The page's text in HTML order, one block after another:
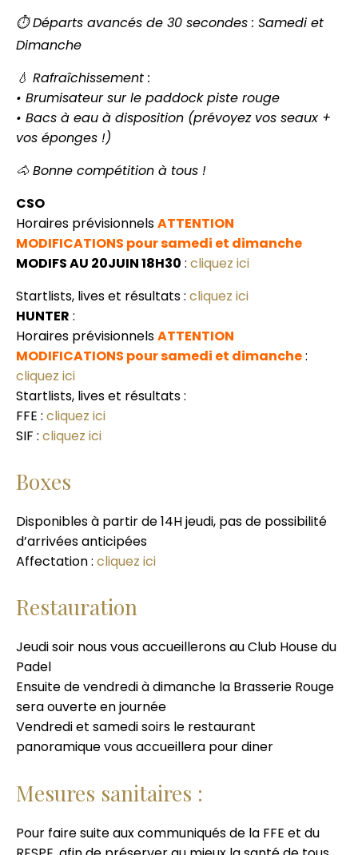
⏱️ Départs avancés de 30 secondes : Samedi et
Dimanche
💧 Rafraîchissement :
• Brumisateur sur le paddock piste rouge
• Bacs à eau à disposition (prévoyez vos seaux +
vos éponges !)
🐴 Bonne compétition à tous !
CSO
Horaires prévisionnelsATTENTION
MODIFICATIONS pour samedi et dimanche
MODIFS AU 20JUIN 18H30 : cliquez ici
Startlists, lives et résultats : cliquez ici
HUNTER :
Horaires prévisionnelsATTENTION
MODIFICATIONS pour samedi et dimanche:
cliquez ici
Startlists, lives et résultats :
FFE : cliquez ici
SIF : cliquez ici
Boxes
Disponibles à partir de 14H jeudi, pas de possibilité
d’arrivées anticipées
Affectation : cliquez ici
Restauration
Jeudi soir nous vous accueillerons au Club House du
Padel
Ensuite de vendredi à dimanche la Brasserie Rouge
sera ouverte en journée
Vendredi et samedi soirs le restaurant
panoramique vous accueillera pour diner
Mesures sanitaires :
Pour faire suite aux communiqués de la FFE et du